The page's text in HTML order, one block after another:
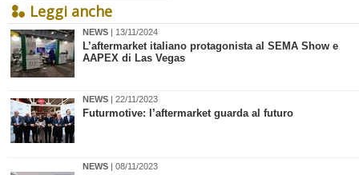
Leggi anche
NEWS | 13/11/2024
​L’aftermarket italiano protagonista al SEMA Show e
AAPEX di Las Vegas
NEWS | 22/11/2023
Futurmotive: l’aftermarket guarda al futuro
NEWS | 08/11/2023